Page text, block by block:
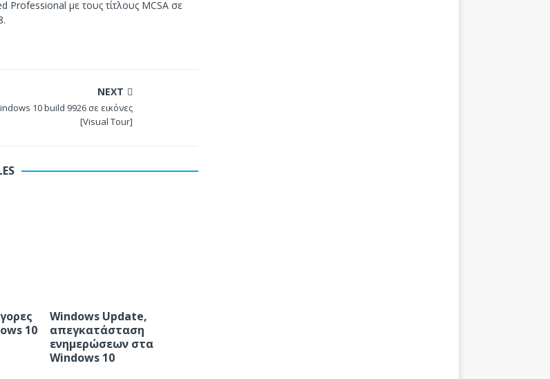
Professional με τους τίτλους MCSA σε
NEXT
10 build 9926 σε εικόνες
[Visual Tour]
10
Windows Update,
απεγκατάσταση
ενημερώσεων στα
Windows 10